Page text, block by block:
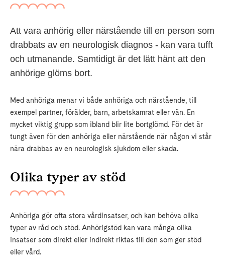
Att vara anhörig eller närstående till en person som
drabbats av en neurologisk diagnos - kan vara tufft
och utmanande. Samtidigt är det lätt hänt att den
anhörige glöms bort.
Med anhöriga menar vi både anhöriga och närstående, till
exempel partner, förälder, barn, arbetskamrat eller vän. En
mycket viktig grupp som ibland blir lite bortglömd. För det är
tungt även för den anhöriga eller närstående när någon vi står
nära drabbas av en neurologisk sjukdom eller skada.
Olika typer av stöd
Anhöriga gör ofta stora vårdinsatser, och kan behöva olika
typer av råd och stöd. Anhörigstöd kan vara många olika
insatser som direkt eller indirekt riktas till den som ger stöd
eller vård.